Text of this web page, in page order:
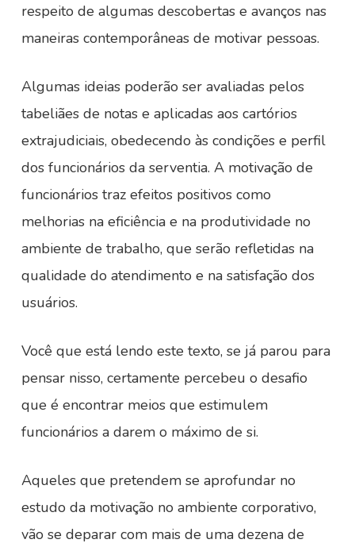
respeito de algumas descobertas e avanços nas
maneiras contemporâneas de motivar pessoas.
Algumas ideias poderão ser avaliadas pelos
tabeliães de notas e aplicadas aos cartórios
extrajudiciais, obedecendo às condições e perfil
dos funcionários da serventia. A motivação de
funcionários traz efeitos positivos como
melhorias na eficiência e na produtividade no
ambiente de trabalho, que serão refletidas na
qualidade do atendimento e na satisfação dos
usuários.
Você que está lendo este texto, se já parou para
pensar nisso, certamente percebeu o desafio
que é encontrar meios que estimulem
funcionários a darem o máximo de si.
Aqueles que pretendem se aprofundar no
estudo da motivação no ambiente corporativo,
vão se deparar com mais de uma dezena de